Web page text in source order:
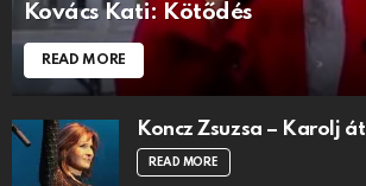
Kovács Kati: Kötődés
READ MORE
Koncz Zsuzsa – Karolj át
READ MORE